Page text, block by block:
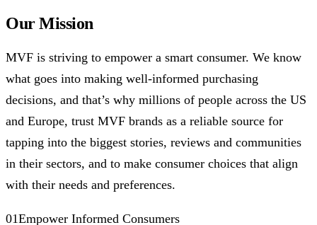
Our Mission
MVF is striving to empower a smart consumer. We know
what goes into making well-informed purchasing
decisions, and that’s why millions of people across the US
and Europe, trust MVF brands as a reliable source for
tapping into the biggest stories, reviews and communities
in their sectors, and to make consumer choices that align
with their needs and preferences.
01Empower Informed Consumers